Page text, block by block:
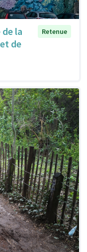
la
de
Retenue